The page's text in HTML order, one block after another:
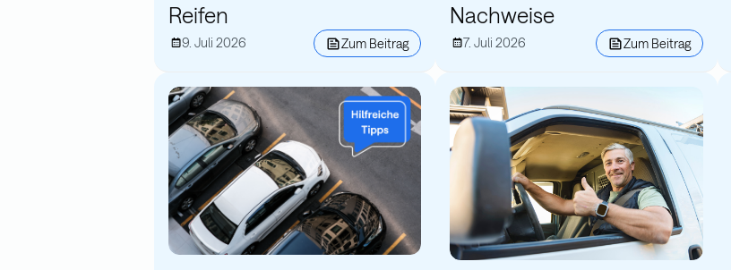
Reifen
9. Juli 2026 Zum Beitrag
Nachweise
7. Juli 2026 Zum Beitrag